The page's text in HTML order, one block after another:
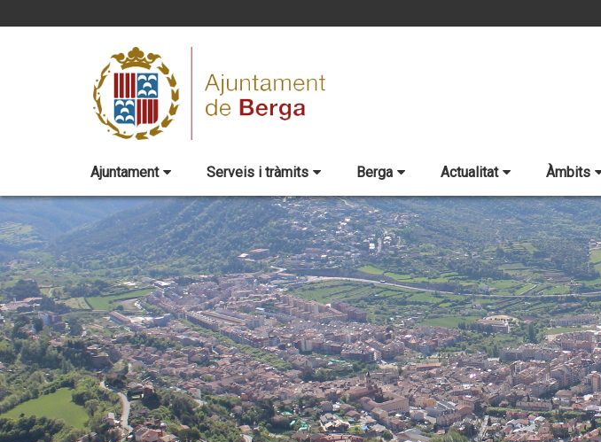
Ajuntament Serveis i tràmits Berga Actualitat Àmbits